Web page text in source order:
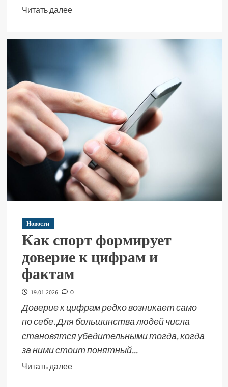
Читать далее
Новости
Как спорт формирует
доверие к цифрам и
фактам
19.01.2026 0
Доверие к цифрам редко возникает само
по себе. Для большинства людей числа
становятся убедительными тогда, когда
за ними стоит понятный...
Читать далее